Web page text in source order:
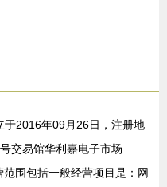
于2016年09月26日，注册地
交易馆华利嘉电子市场
围包括一般经营项目是：网